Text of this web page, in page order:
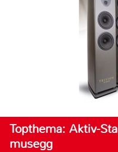
Topthema: Aktiv-
musegg